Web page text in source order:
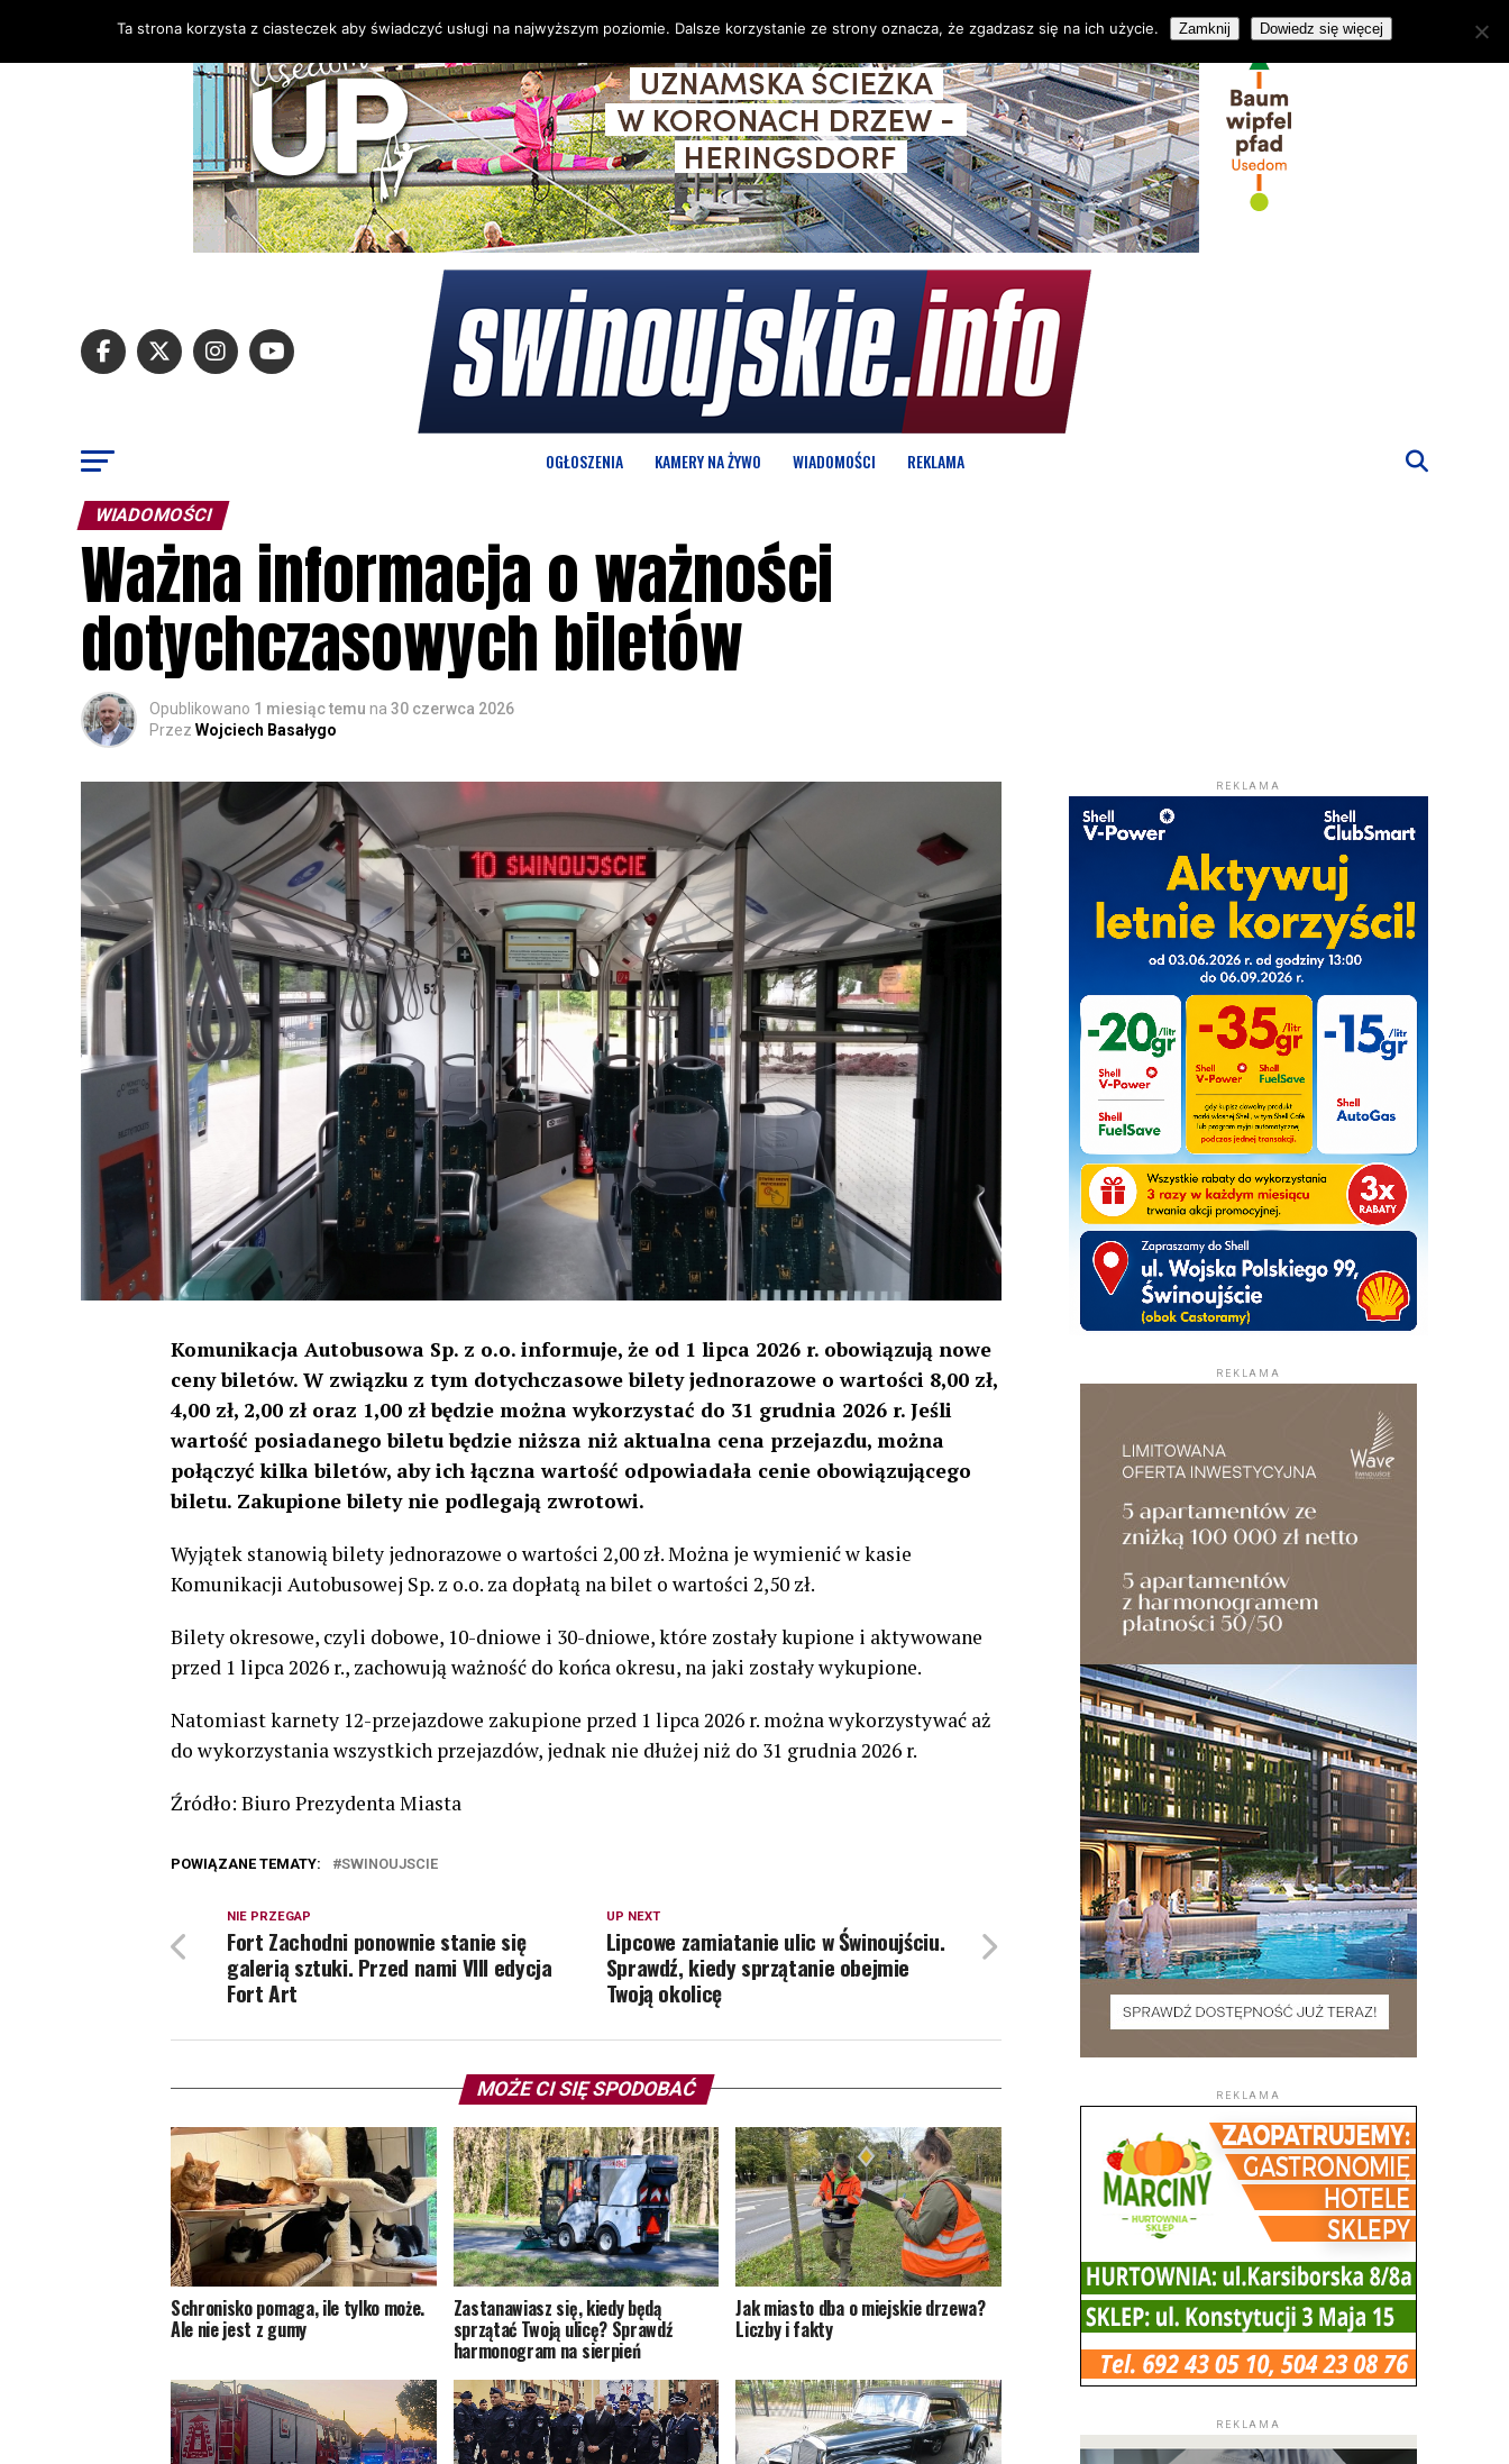
OGŁOSZENIA KAMERY NA ŻYWO WIADOMOŚCI REKLAMA
WIADOMOŚCI
Ważna informacja o ważności
dotychczasowych biletów
Opublikowano 1 miesiąc temu na 30 czerwca 2026
Przez Wojciech Basałygo
Komunikacja Autobusowa Sp. z o.o. informuje, że od 1 lipca 2026 r. obowiązują nowe
ceny biletów. W związku z tym dotychczasowe bilety jednorazowe o wartości 8,00 zł,
4,00 zł, 2,00 zł oraz 1,00 zł będzie można wykorzystać do 31 grudnia 2026 r. Jeśli
wartość posiadanego biletu będzie niższa niż aktualna cena przejazdu, można
połączyć kilka biletów, aby ich łączna wartość odpowiadała cenie obowiązującego
biletu. Zakupione bilety nie podlegają zwrotowi.
Wyjątek stanowią bilety jednorazowe o wartości 2,00 zł. Można je wymienić w kasie
Komunikacji Autobusowej Sp. z o.o. za dopłatą na bilet o wartości 2,50 zł.
Bilety okresowe, czyli dobowe, 10-dniowe i 30-dniowe, które zostały kupione i aktywowane
przed 1 lipca 2026 r., zachowują ważność do końca okresu, na jaki zostały wykupione.
Natomiast karnety 12-przejazdowe zakupione przed 1 lipca 2026 r. można wykorzystywać aż
do wykorzystania wszystkich przejazdów, jednak nie dłużej niż do 31 grudnia 2026 r.
Źródło: Biuro Prezydenta Miasta
POWIĄZANE TEMATY: SWINOUJSCIE
UP NEXT
Lipcowe zamiatanie ulic w Świnoujściu.
Sprawdź, kiedy sprzątanie obejmie
Twoją okolicę
NIE PRZEGAP
Fort Zachodni ponownie stanie się
galerią sztuki. Przed nami VIII edycja
Fort Art
MOŻE CI SIĘ SPODOBAĆ
Schronisko pomaga, ile tylko może.
Ale nie jest z gumy
Zastanawiasz się, kiedy będą
sprzątać Twoją ulicę? Sprawdź
harmonogram na sierpień
Jak miasto dba o miejskie drzewa?
Liczby i fakty
REKLAMA
REKLAMA
REKLAMA
REKLAMA
Ta strona korzysta z ciasteczek aby świadczyć usługi na najwyższym poziomie. Dalsze korzystanie ze strony oznacza, że zgadzasz się na ich użycie. Zamknij Dowiedz się więcej